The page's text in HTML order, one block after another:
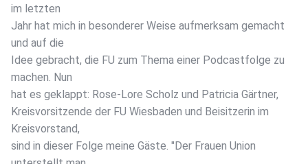
im letzten
Jahr hat mich in besonderer Weise aufmerksam gemacht
und auf die
Idee gebracht, die FU zum Thema einer Podcastfolge zu
machen. Nun
hat es geklappt: Rose-Lore Scholz und Patricia Gärtner,
Kreisvorsitzende der FU Wiesbaden und Beisitzerin im
Kreisvorstand,
sind in dieser Folge meine Gäste. "Der Frauen Union